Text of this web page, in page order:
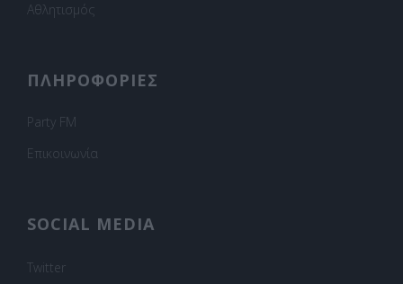
Αθλητισμός
ΠΛΗΡΟΦΟΡΙΕΣ
Party FM
Επικοινωνία
SOCIAL MEDIA
Twitter